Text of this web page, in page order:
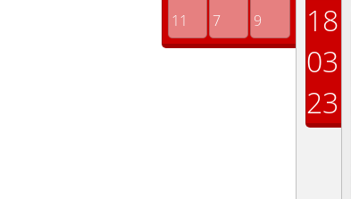
11
7 9
18
03
23